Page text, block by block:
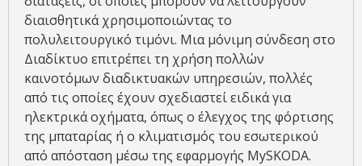
διαισθητικά χρησιμοποιώντας το
πολυλειτουργικό τιμόνι. Μια μόνιμη σύνδεση στο
Διαδίκτυο επιτρέπει τη χρήση πολλών
καινοτόμων διαδικτυακών υπηρεσιών, πολλές
από τις οποίες έχουν σχεδιαστεί ειδικά για
ηλεκτρικά οχήματα, όπως ο έλεγχος της φόρτισης
της μπαταρίας ή ο κλιματισμός του εσωτερικού
από απόσταση μέσω της εφαρμογής MySKODA.